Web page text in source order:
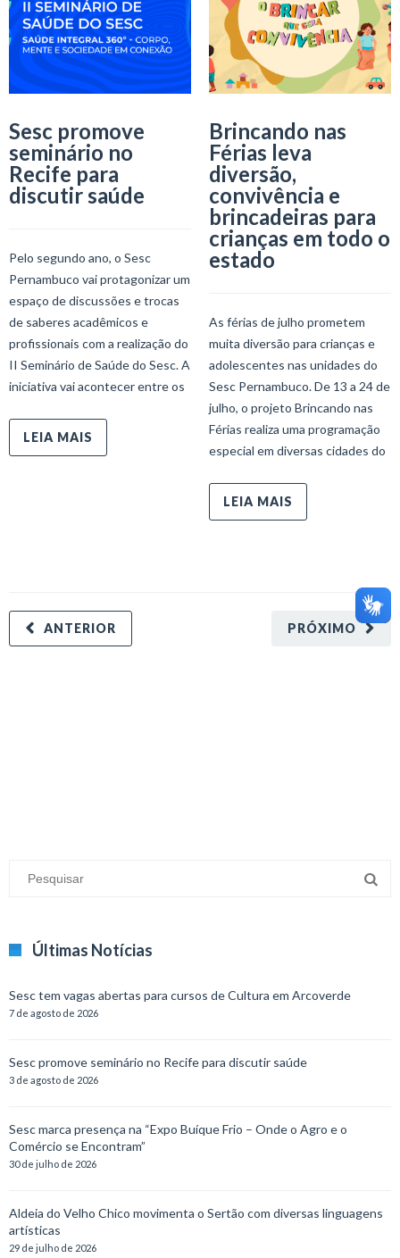
Sesc promove
seminário no
Recife para
discutir saúde
Pelo segundo ano, o Sesc
Pernambuco vai protagonizar um
espaço de discussões e trocas
de saberes acadêmicos e
profissionais com a realização do
II Seminário de Saúde do Sesc. A
iniciativa vai acontecer entre os
LEIA MAIS
Brincando nas
Férias leva
diversão,
convivência e
brincadeiras para
crianças em todo o
estado
As férias de julho prometem
muita diversão para crianças e
adolescentes nas unidades do
Sesc Pernambuco. De 13 a 24 de
julho, o projeto Brincando nas
Férias realiza uma programação
especial em diversas cidades do
LEIA MAIS
PRÓXIMO
ANTERIOR
Últimas Notícias
Sesc tem vagas abertas para cursos de Cultura em Arcoverde
7 de agosto de 2026
Sesc promove seminário no Recife para discutir saúde
3 de agosto de 2026
Sesc marca presença na “Expo Buíque Frio – Onde o Agro e o
Comércio se Encontram”
30 de julho de 2026
Aldeia do Velho Chico movimenta o Sertão com diversas linguagens
artísticas
29 de julho de 2026